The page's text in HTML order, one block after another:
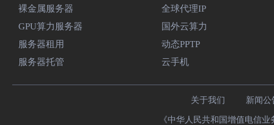
裸金属服务器
GPU算力服务器
服务器租用
服务器托管
全球代理IP
国外云算力
动态PPTP
云手机
关于我们 新闻公
《中华人民共和国增值电信